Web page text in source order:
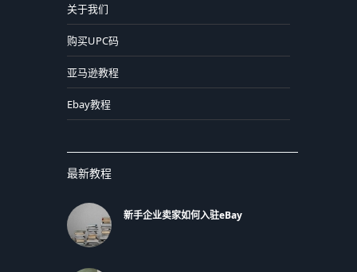
关于我们
购买UPC码
亚马逊教程
Ebay教程
最新教程
新手企业卖家如何入驻eBay